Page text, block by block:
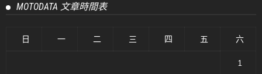
MOTODATA 文章時間表
日 一 二 三 四 五 六
1